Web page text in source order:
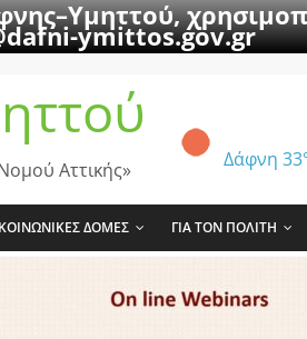
ymittos.gov.gr
Δάφνη
Αττικής»
ΚΟΙΝΩΝΙΚΕΣ ΔΟΜΕΣ ΓΙΑ ΤΟΝ ΠΟΛΙΤΗ